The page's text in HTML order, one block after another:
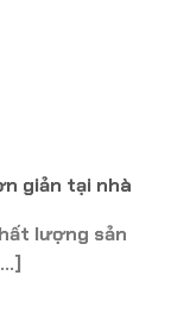
giản tại nhà
lượng sản